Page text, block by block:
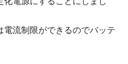
電流制限ができるのでバッテ